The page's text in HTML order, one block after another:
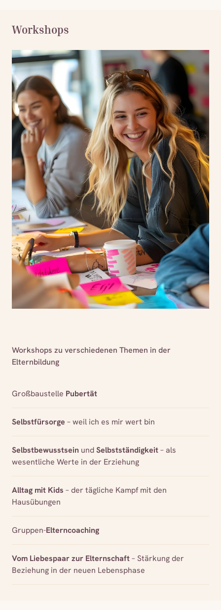
Workshops
Workshops zu verschiedenen Themen in der
Elternbildung
Großbaustelle Pubertät
Selbstfürsorge – weil ich es mir wert bin
Selbstbewusstsein undSelbstständigkeit– als
wesentliche Werte in der Erziehung
Alltag mit Kids – der tägliche Kampf mit den
Hausübungen
Gruppen-Elterncoaching
Vom Liebespaar zur Elternschaft– Stärkung der
Beziehung in der neuen Lebensphase